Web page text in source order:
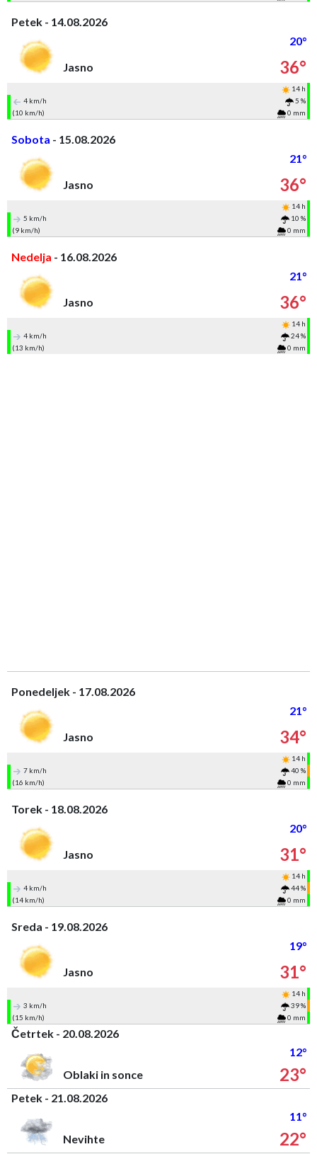
Petek - 14.08.2026
20°
Jasno
36°
14 h
4 km/h
5 %
(10 km/h)
0 mm
Sobota - 15.08.2026
21°
Jasno
36°
14 h
5 km/h
10 %
(9 km/h)
0 mm
Nedelja - 16.08.2026
21°
Jasno
36°
14 h
4 km/h
24 %
(13 km/h)
0 mm
Ponedeljek - 17.08.2026
21°
Jasno
34°
14 h
7 km/h
40 %
(16 km/h)
0 mm
Torek - 18.08.2026
20°
Jasno
31°
14 h
4 km/h
44 %
(14 km/h)
0 mm
Sreda - 19.08.2026
19°
Jasno
31°
14 h
3 km/h
39 %
(15 km/h)
0 mm
Četrtek - 20.08.2026
12°
Oblaki in sonce
23°
Petek - 21.08.2026
11°
Nevihte
22°